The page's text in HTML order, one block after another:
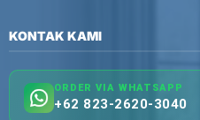
KONTAK KAMI
ORDER VIA WHATSAPP
+62 823-2620-3040